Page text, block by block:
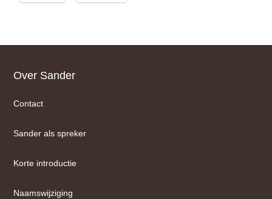
Footer
Over Sander
Contact
Sander als spreker
Korte introductie
Naamswijziging